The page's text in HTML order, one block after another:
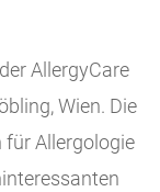
AllergyCare
Wien. Die
Allergologie